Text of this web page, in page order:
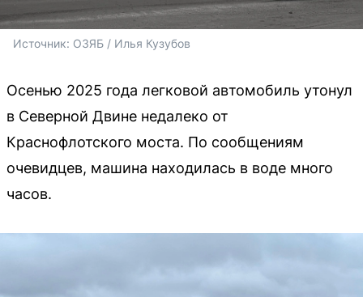
Источник: ОЗЯБ / Илья Кузубов
Осенью 2025 года легковой автомобиль утонул
в Северной Двине недалеко от
Краснофлотского моста. По сообщениям
очевидцев, машина находилась в воде много
часов.